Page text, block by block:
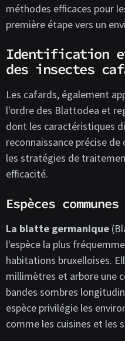
méthodes efficaces pour
première étape vers un
Identification
des insectes
Les cafards, également
l'ordre des Blattodea et
dont les caractéristiques
reconnaissance précise
les stratégies de
efficacité.
Espèces
La blatte germanique
l'espèce la plus
habitations bruxelloises.
millimètres et arbore une
bandes sombres
espèce privilégie les
comme les cuisines et les